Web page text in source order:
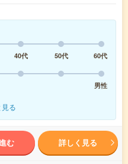
40代 50代
60代
男性
見る
む 詳しく見る